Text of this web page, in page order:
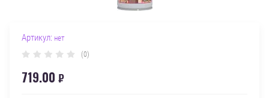
Артикул: нет
(0)
719.00 ₽